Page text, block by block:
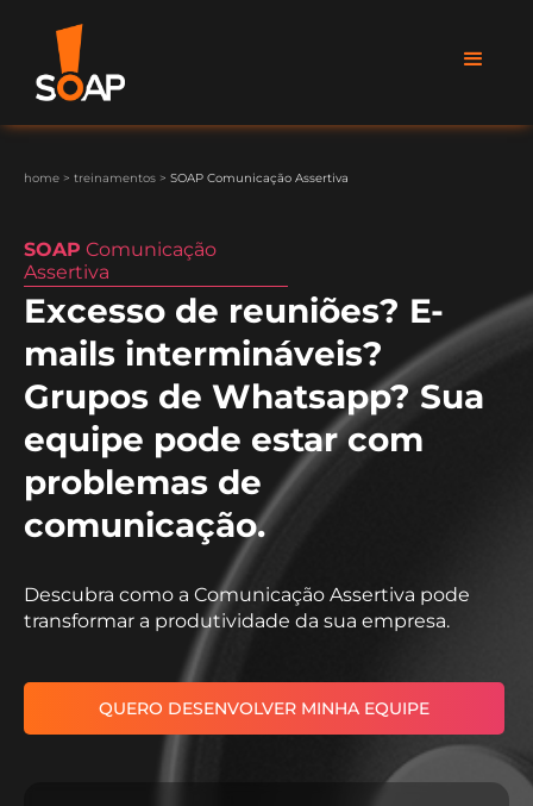
SOAP Comunicação
Assertiva
Excesso de reuniões? E-
mails intermináveis?
Grupos de Whatsapp? Sua
equipe pode estar com
problemas de
comunicação.
Descubra como a Comunicação Assertiva pode
transformar a produtividade da sua empresa.
QUERO DESENVOLVER MINHA EQUIPE
home > treinamentos > SOAP Comunicação Assertiva